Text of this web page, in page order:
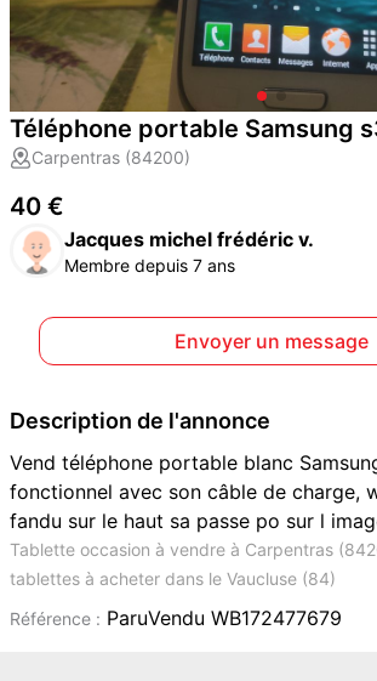
Téléphone portable Samsung
Carpentras (84200)
40 €
Jacques michel frédéric v.
Membre depuis 7 ans
Envoyer un message
Description de l'annonce
Vend téléphone portable blanc
fonctionnel avec son câble de charge,
fandu sur le haut sa passe po sur l
Tablette occasion à vendre à Carpentras
tablettes à acheter dans le Vaucluse (84)
Référence : ParuVendu WB172477679